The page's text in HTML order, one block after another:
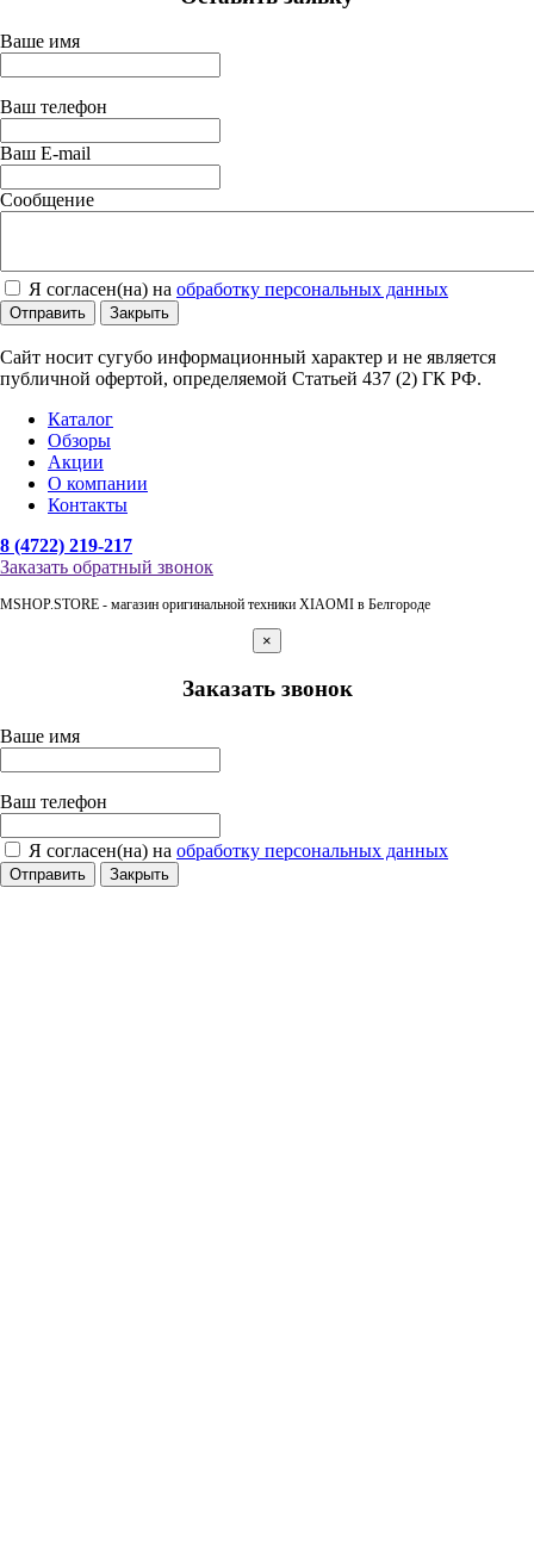
Ваше имя
Ваш телефон
Ваш E-mail
Сообщение
Я согласен(на) на обработку персональных данных
Отправить Закрыть
Сайт носит сугубо информационный характер и не является
публичной офертой, определяемой Статьей 437 (2) ГК РФ.
Каталог
Обзоры
Акции
О компании
Контакты
8 (4722) 219-217
Заказать обратный звонок
MSHOP.STORE - магазин оригинальной техники XIAOMI в Белгороде
×
Заказать звонок
Ваше имя
Ваш телефон
Я согласен(на) на обработку персональных данных
Отправить Закрыть